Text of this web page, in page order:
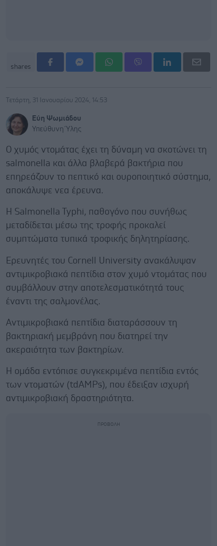
shares
Τετάρτη, 31 Ιανουαρίου 2024, 14:53
Εύη Ψωμιάδου
Υπεύθυνη Ύλης
Ο χυμός ντομάτας έχει τη δύναμη να σκοτώνει τη
salmonella και άλλα βλαβερά βακτήρια που
επηρεάζουν το πεπτικό και ουροποιητικό σύστημα,
αποκάλυψε νεα έρευνα.
Η Salmonella Typhi, παθογόνο που συνήθως
μεταδίδεται μέσω της τροφής προκαλεί
συμπτώματα τυπικά τροφικής δηλητηρίασης.
Ερευνητές του Cornell University ανακάλυψαν
αντιμικροβιακά πεπτίδια στον χυμό ντομάτας που
συμβάλλουν στην αποτελεσματικότητά τους
έναντι της σαλμονέλας.
Αντιμικροβιακά πεπτίδια διαταράσσουν τη
βακτηριακή μεμβράνη που διατηρεί την
ακεραιότητα των βακτηρίων.
Η ομάδα εντόπισε συγκεκριμένα πεπτίδια εντός
των ντοματών (tdAMPs), που έδειξαν ισχυρή
αντιμικροβιακή δραστηριότητα.